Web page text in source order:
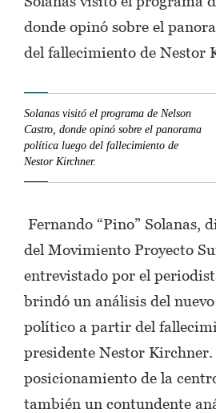
donde opinó sobre el
del fallecimiento de Nestor
Solanas visitó el programa de Nelson
Castro, donde opinó sobre el panorama
política luego del fallecimiento de
Nestor Kirchner.
Fernando “Pino” Solanas,
del Movimiento Proyecto
entrevistado por el
brindó un análisis del
político a partir del
presidente Nestor Kirchner.
posicionamiento de la
también un contundente